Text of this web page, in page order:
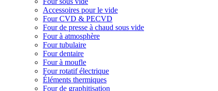
Accessoires pour le vide
Four CVD & PECVD
Four de presse à chaud sous vide
Four à atmosphère
Four tubulaire
Four dentaire
Four à moufle
Four rotatif électrique
Éléments thermiques
Four de graphitisation